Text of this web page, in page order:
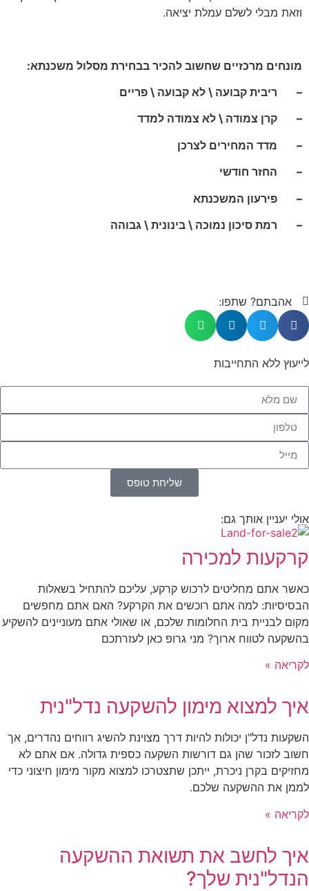
וזאת מבלי לשלם עמלת יציאה.
מונחים מרכזיים שחשוב להכיר בבחירת מסלול משכנתא:
–
ריבית קבועה \ לא קבועה \ פריים
–
קרן צמודה \ לא צמודה למדד
–
מדד המחירים לצרכן
–
החזר חודשי
–
פירעון המשכנתא
–
רמת סיכון נמוכה \ בינונית \ גבוהה
אהבתם? שתפו:
לייעוץ ללא התחייבות
שליחת טופס
אולי יעניין אותך גם:
קרקעות למכירה
כאשר אתם מחליטים לרכוש קרקע, עליכם להתחיל בשאלות
הבסיסיות: למה אתם רוכשים את הקרקע? האם אתם מחפשים
מקום לבניית בית החלומות שלכם, או שאולי אתם מעוניינים להשקיע
בהשקעה לטווח ארוך? מני גרופ כאן לעזרתכם
לקריאה »
איך למצוא מימון להשקעה נדל"נית
השקעות נדל"ן יכולות להיות דרך מצוינת להשיג רווחים נהדרים, אך
חשוב לזכור שהן גם דורשות השקעה כספית גדולה. אם אתם לא
מחזיקים בקרן ניכרת, ייתכן שתצטרכו למצוא מקור מימון חיצוני כדי
לממן את ההשקעה שלכם.
לקריאה »
איך לחשב את תשואת ההשקעה
הנדל"נית שלך?